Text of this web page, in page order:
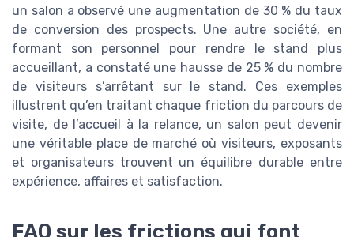
un salon a observé une augmentation de 30 % du taux
de conversion des prospects. Une autre société, en
formant son personnel pour rendre le stand plus
accueillant, a constaté une hausse de 25 % du nombre
de visiteurs s’arrêtant sur le stand. Ces exemples
illustrent qu’en traitant chaque friction du parcours de
visite, de l’accueil à la relance, un salon peut devenir
une véritable place de marché où visiteurs, exposants
et organisateurs trouvent un équilibre durable entre
expérience, affaires et satisfaction.
FAQ sur les frictions qui font